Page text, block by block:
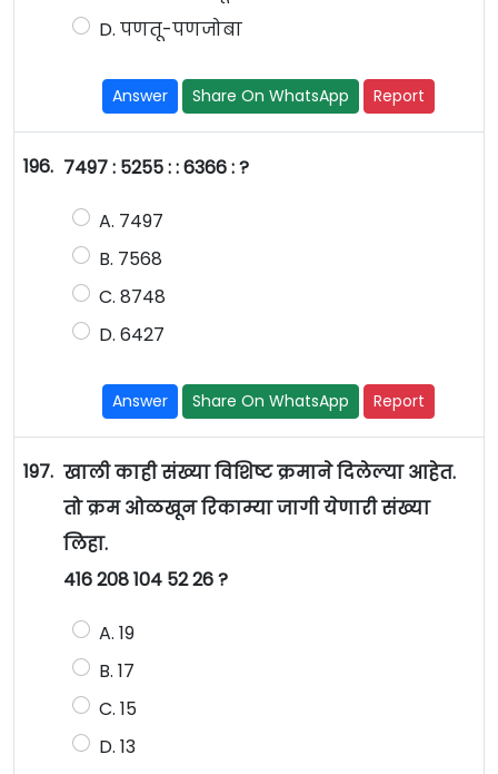
D. पणतू-पणजोबा
Answer Share On WhatsApp Report
196. 7497 : 5255 : : 6366 : ?
A. 7497
B. 7568
C. 8748
D. 6427
Answer Share On WhatsApp Report
197. खाली काही संख्या विशिष्ट क्रमाने दिलेल्या आहेत.
तो क्रम ओळखून रिकाम्या जागी येणारी संख्या
लिहा.
416 208 104 52 26 ?
A. 19
B. 17
C. 15
D. 13